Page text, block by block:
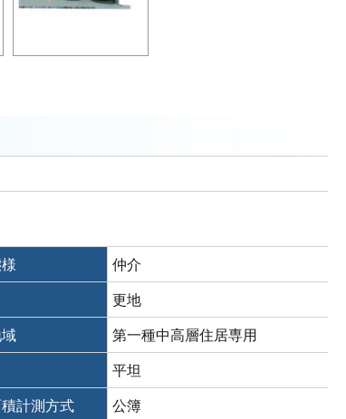
仲介
更地
第一種中高層住居専用
平坦
計測方式
公簿